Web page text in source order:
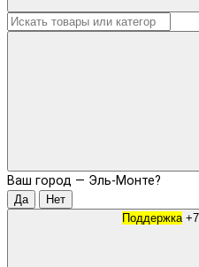
Ваш город — Эль-Монте?
Поддержка